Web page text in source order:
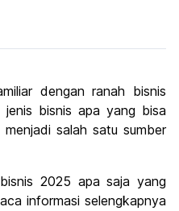
dengan ranah bisnis
jenis bisnis apa yang bisa
salah satu sumber
2025 apa saja yang
informasi selengkapnya